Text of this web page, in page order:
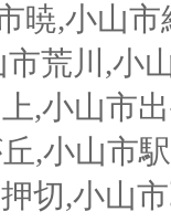
暁,小山
荒川,小
,小山市
,小山市
切,小山